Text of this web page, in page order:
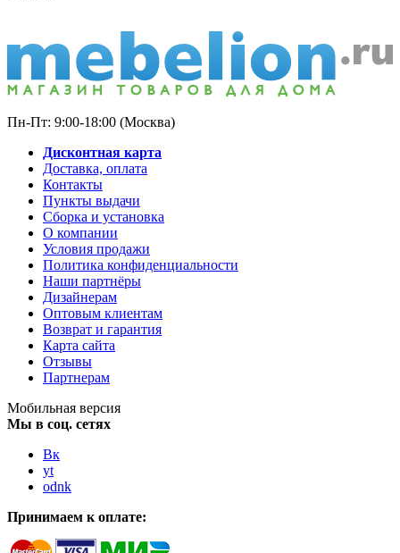
Пн-Пт: 9:00-18:00 (Москва)
Дисконтная карта
Доставка, оплата
Контакты
Пункты выдачи
Сборка и установка
О компании
Условия продажи
Политика конфиденциальности
Наши партнёры
Дизайнерам
Оптовым клиентам
Возврат и гарантия
Карта сайта
Отзывы
Партнерам
Мобильная версия
Мы в соц. сетях
Вк
yt
odnk
Принимаем к оплате: